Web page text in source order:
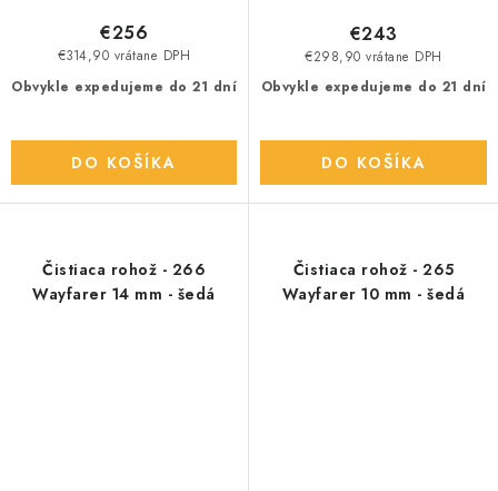
Obvykle expedujeme do 21 dní
€314,90 vrátane DPH
€256
DO KOŠÍKA
Obvykle expedujeme do 21 dní
€298,90 vrátane DPH
€243
DO KOŠÍKA
Čistiaca rohož - 266
Wayfarer 14 mm - šedá
Čistiaca rohož - 265
Wayfarer 10 mm - šedá